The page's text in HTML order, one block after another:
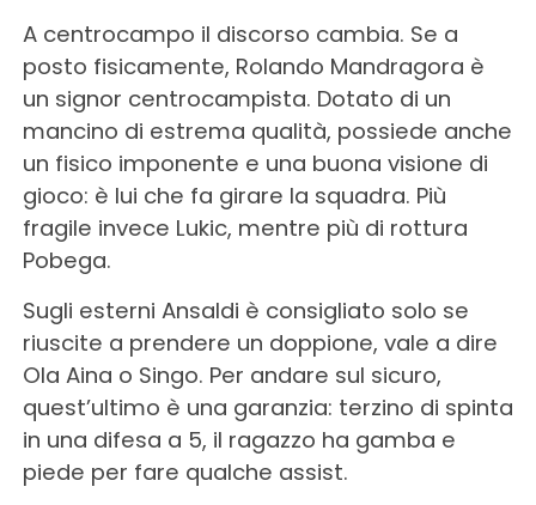
A centrocampo il discorso cambia. Se a
posto fisicamente, Rolando Mandragora è
un signor centrocampista. Dotato di un
mancino di estrema qualità, possiede anche
un fisico imponente e una buona visione di
gioco: è lui che fa girare la squadra. Più
fragile invece Lukic, mentre più di rottura
Pobega.
Sugli esterni Ansaldi è consigliato solo se
riuscite a prendere un doppione, vale a dire
Ola Aina o Singo. Per andare sul sicuro,
quest’ultimo è una garanzia: terzino di spinta
in una difesa a 5, il ragazzo ha gamba e
piede per fare qualche assist.